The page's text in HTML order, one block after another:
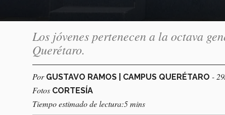
Los jóvenes pertenecen a la octava
Querétaro.
Por GUSTAVO RAMOS | CAMPUS QUERÉTARO -
Fotos CORTESÍA
Tiempo estimado de lectura:5 mins